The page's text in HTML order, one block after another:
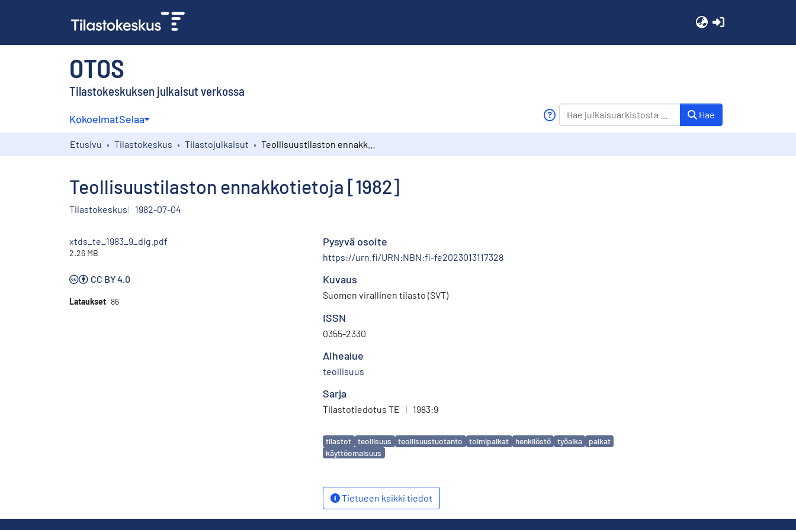
OTOS
Tilastokeskuksen julkaisut verkossa
KokoelmatSelaa Hae
Etusivu Tilastokeskus Tilastojulkaisut
Teollisuustilaston ennakkotietoja [1982]
Tilastokeskus 1982-07-04
xtds_te_1983_9_dig.pdf
2.26 MB
CC BY 4.0
Lataukset 86
Pysyvä osoite
https://urn.fi/URN:NBN:fi-fe2023013117328
Kuvaus
Suomen virallinen tilasto (SVT)
ISSN
0355-2330
Aihealue
teollisuus
Sarja
Tilastotiedotus TE | 1983:9
Avainsanat
tilastot teollisuus teollisuustuotanto toimipaikat henkilöstö työaika
palkat
käyttöomaisuus
Tietueen kaikki tiedot